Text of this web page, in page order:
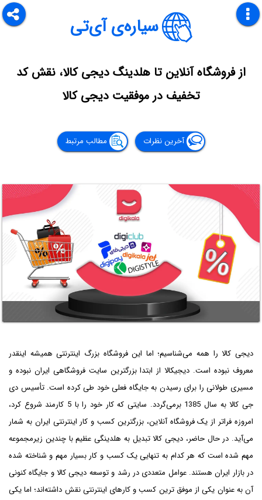
سیاره‌ی آی‌تی
از فروشگاه آنلاین تا هلدینگ دیجی کالا، نقش کد
تخفیف در موفقیت دیجی کالا
آخرین نظرات مطالب مرتبط
دیجی کالا را همه می‌شناسیم؛ اما این فروشگاه بزرگ اینترنتی همیشه اینقدر
معروف نبوده است. دیجیکالا از ابتدا بزرگترین سایت فروشگاهی ایران نبوده و
مسیری طولانی را برای رسیدن به جایگاه فعلی خود طی کرده است. تأسیس دی
جی کالا به سال 1385 برمی‌گردد. سایتی که کار خود را با 5 کارمند شروع کرد،
امروزه فراتر از یک فروشگاه آنلاین، بزرگترین کسب و کار اینترنتی ایران به شمار
می‌آید. در حال حاضر، دیجی کالا تبدیل به هلدینگی عظیم با چندین زیرمجموعه
مهم شده است که هر کدام به تنهایی یک کسب و کار بسیار مهم و شناخته شده
در بازار ایران هستند. عوامل متعددی در رشد و توسعه دیجی کالا و جایگاه کنونی
آن به عنوان یکی از موفق ترین کسب و کارهای اینترنتی نقش داشته‌اند؛ اما یکی